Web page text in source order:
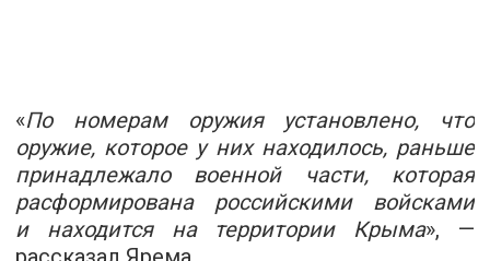
«По номерам оружия установлено, что
оружие, которое у них находилось, раньше
принадлежало военной части, которая
расформирована российскими войсками
и находится на территории Крыма», —